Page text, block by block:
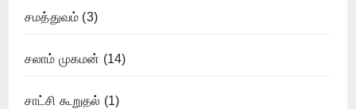
சமத்துவம் (3)
சலாம் முகமன் (14)
சாட்சி கூறுதல் (1)